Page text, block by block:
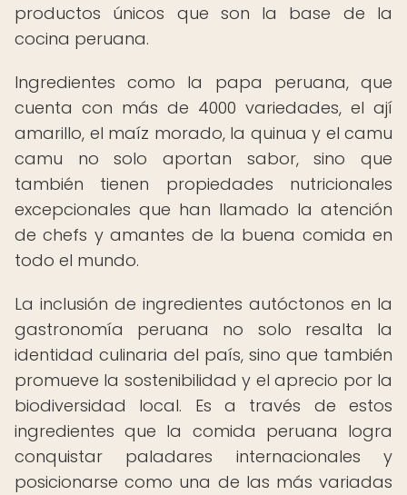
productos únicos que son la base de la
cocina peruana.
Ingredientes como la papa peruana, que
cuenta con más de 4000 variedades, el ají
amarillo, el maíz morado, la quinua y el camu
camu no solo aportan sabor, sino que
también tienen propiedades nutricionales
excepcionales que han llamado la atención
de chefs y amantes de la buena comida en
todo el mundo.
La inclusión de ingredientes autóctonos en la
gastronomía peruana no solo resalta la
identidad culinaria del país, sino que también
promueve la sostenibilidad y el aprecio por la
biodiversidad local. Es a través de estos
ingredientes que la comida peruana logra
conquistar paladares internacionales y
posicionarse como una de las más variadas